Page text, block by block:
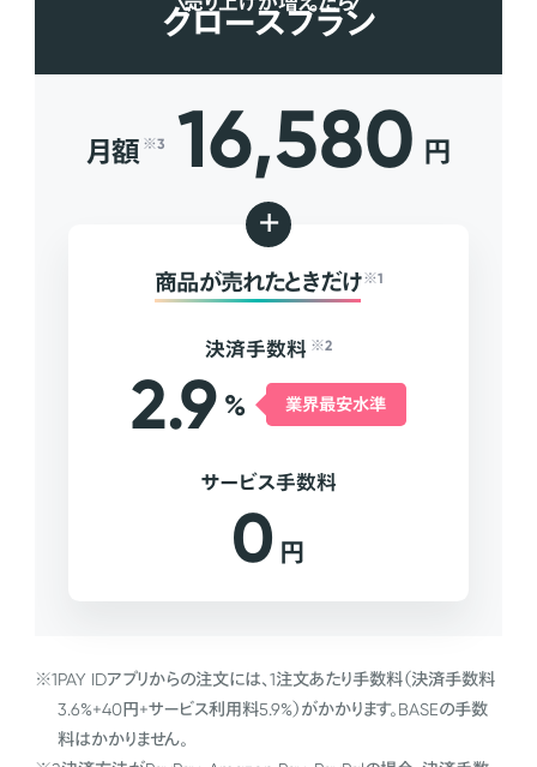
グロースプラン
月額 ※3 16,580 円
+
商品が売れたときだけ ※1
決済手数料 ※2
2.9 % 業界最安水準
サービス手数料
0 円
※1PAY IDアプリからの注文には、1注文あたり手数料（決済手数料
3.6%+40円+サービス利用料5.9%）がかかります。BASEの手数
料はかかりません。